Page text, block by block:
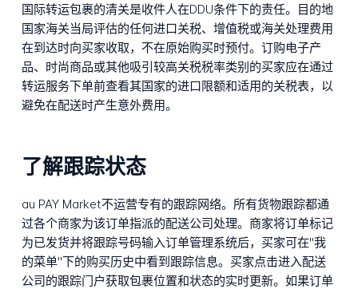
国际转运包裹的清关是收件人在DDU条件下的责任。目的地
国家海关当局评估的任何进口关税、增值税或海关处理费用
在到达时向买家收取，不在原始购买时预付。订购电子产
品、时尚商品或其他吸引较高关税税率类别的买家应在通过
转运服务下单前查看其国家的进口限额和适用的关税表，以
避免在配送时产生意外费用。
了解跟踪状态
au PAY Market不运营专有的跟踪网络。所有货物跟踪都通
过各个商家为该订单指派的配送公司处理。商家将订单标记
为已发货并将跟踪号码输入订单管理系统后，买家可在"我
的菜单"下的购买历史中看到跟踪信息。买家点击进入配送
公司的跟踪门户获取包裹位置和状态的实时更新。如果订单